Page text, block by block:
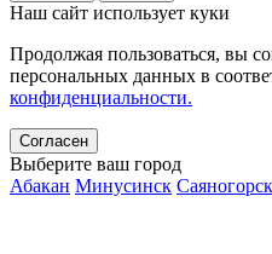
Наш сайт использует куки
Продолжая пользоваться, вы
персональных данных в
конфиденциальности.
Согласен
Выберите ваш город
Абакан Минусинск Саяногорск